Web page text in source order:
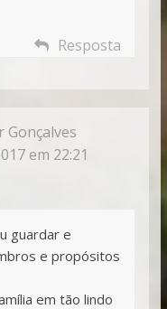
Resposta
Gonçalves
em 22:21
guardar e
e propósitos
em tão lindo